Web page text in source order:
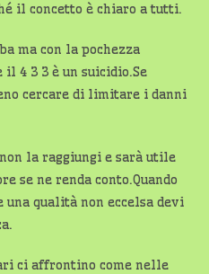
il concetto è chiaro a tutti.
ma con la pochezza
4 3 3 è un suicidio.Se
cercare di limitare i danni
la raggiungi e sarà utile
se ne renda conto.Quando
qualità non eccelsa devi
ci affrontino come nelle